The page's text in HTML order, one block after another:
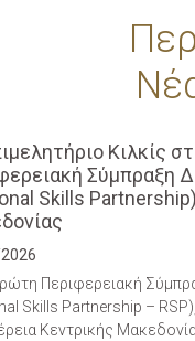
Κιλκίς
Σύμπραξη
Skills
Περιφερειακή
Skills Partnership –
Κεντρικής